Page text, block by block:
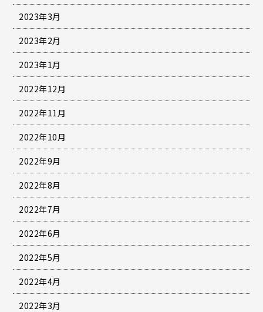
2023年3月
2023年2月
2023年1月
2022年12月
2022年11月
2022年10月
2022年9月
2022年8月
2022年7月
2022年6月
2022年5月
2022年4月
2022年3月